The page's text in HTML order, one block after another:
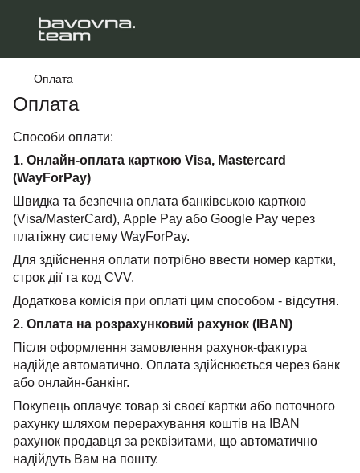
Оплата
Оплата
Способи оплати:
1. Онлайн-оплата карткою Visa, Mastercard
(WayForPay)
Швидка та безпечна оплата банківською карткою
(Visa/MasterCard), Apple Pay або Google Pay через
платіжну систему WayForPay.
Для здійснення оплати потрібно ввести номер картки,
строк дії та код CVV.
Додаткова комісія при оплаті цим способом - відсутня.
2. Оплата на розрахунковий рахунок (IBAN)
Після оформлення замовлення рахунок-фактура
надійде автоматично. Оплата здійснюється через банк
або онлайн-банкінг.
Покупець оплачує товар зі своєї картки або поточного
рахунку шляхом перерахування коштів на IBAN
рахунок продавця за реквізитами, що автоматично
надійдуть Вам на пошту.